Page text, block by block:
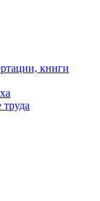
книги